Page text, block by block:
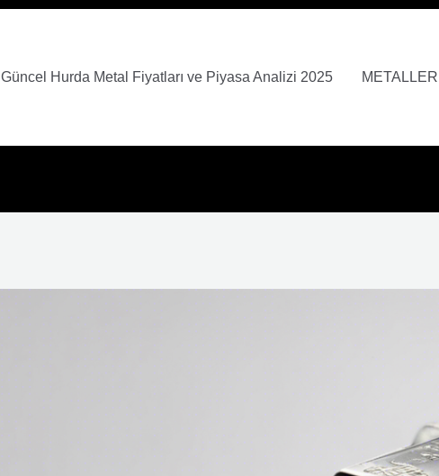
Güncel Hurda Metal Fiyatları ve Piyasa Analizi 2025 METALLER